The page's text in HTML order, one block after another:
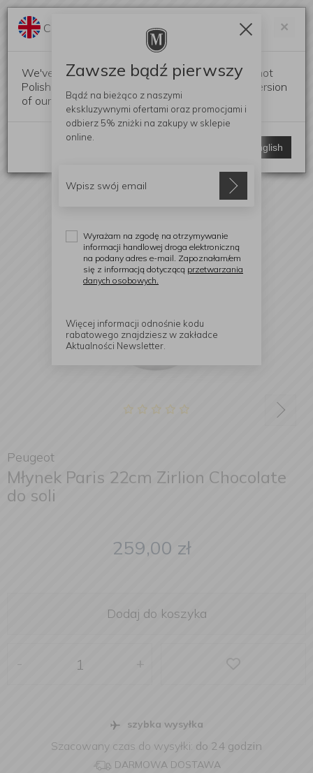
Peugeot
Młynek Paris 22cm Zirlion Chocolate
do soli
259,00 zł
Dodaj do koszyka
+
szybka wysyłka
Szacowany czas do wysyłki: do 24 godzin
DARMOWA DOSTAWA
×
Change language?
We've detected that your browser language is not
Polish. Would you like to switch to the English version
of our website?
Switch to English
Zawsze bądź pierwszy
Bądź na bieżąco z naszymi
ekskluzywnymi ofertami oraz promocjami i
odbierz 5% zniżki na zakupy w sklepie
online.
Wyrażam na zgodę na otrzymywanie
informacji handlowej droga elektroniczną
na podany adres e-mail. Zapoznałam/em
się z informacją dotyczącą przetwarzania
danych osobowych.
Więcej informacji odnośnie kodu
rabatowego znajdziesz w zakładce
Aktualności Newsletter.